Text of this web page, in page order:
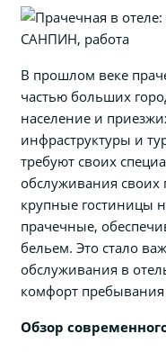
В прошлом веке
частью больших
население и
инфраструктуры и
требуют своих
обслуживания своих
крупные гостиницы
прачечные,
бельем. Это стало
обслуживания в
комфорт пребывания
Обзор